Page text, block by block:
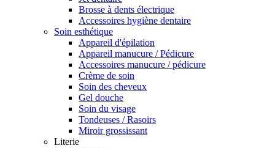
Brosse à dents électrique
Accessoires hygiène dentaire
Soin esthétique
Appareil d'épilation
Appareil manucure / Pédicure
Accessoires manucure / pédicure
Crème de soin
Soin des cheveux
Gel douche
Soin du visage
Tondeuses / Rasoirs
Miroir grossissant
Literie